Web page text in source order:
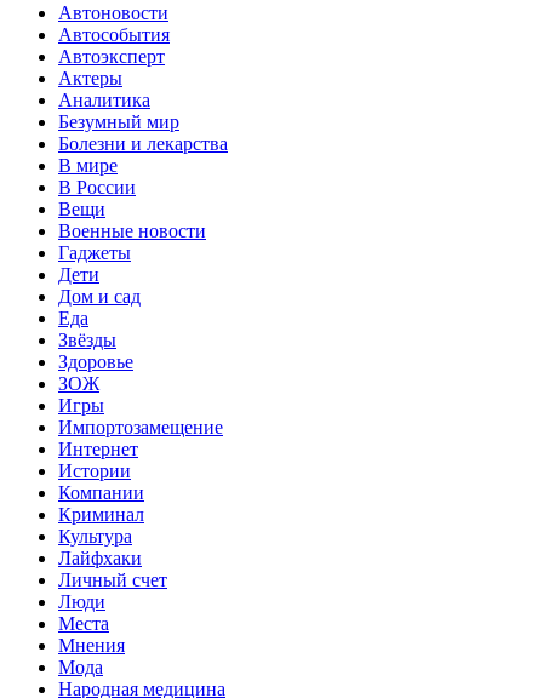
Автоновости
Автособытия
Автоэксперт
Актеры
Аналитика
Безумный мир
Болезни и лекарства
В мире
В России
Вещи
Военные новости
Гаджеты
Дети
Дом и сад
Еда
Звёзды
Здоровье
ЗОЖ
Игры
Импортозамещение
Интернет
Истории
Компании
Криминал
Культура
Лайфхаки
Личный счет
Люди
Места
Мнения
Мода
Народная медицина